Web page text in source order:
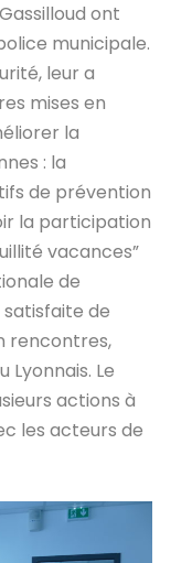
ont
municipale.
leur a
mises en
la
: la
de prévention
la participation
vacances”
de
de
rencontres,
Lyonnais. Le
actions à
les acteurs de